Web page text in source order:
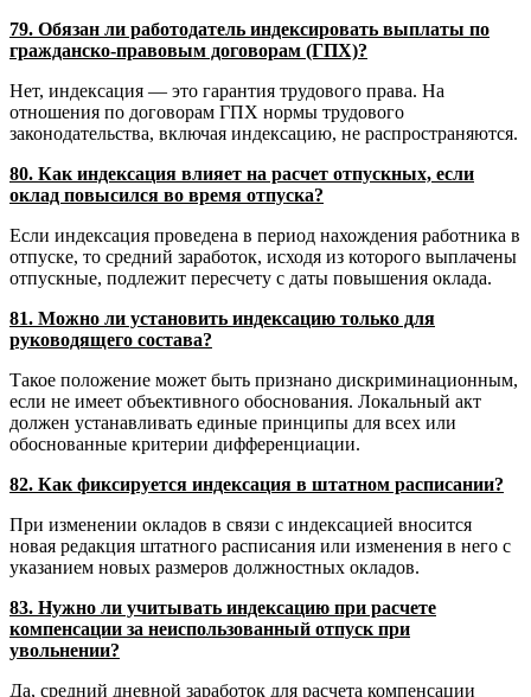
79. Обязан ли работодатель индексировать выплаты по
гражданско-правовым договорам (ГПХ)?
Нет, индексация — это гарантия трудового права. На
отношения по договорам ГПХ нормы трудового
законодательства, включая индексацию, не распространяются.
80. Как индексация влияет на расчет отпускных, если
оклад повысился во время отпуска?
Если индексация проведена в период нахождения работника в
отпуске, то средний заработок, исходя из которого выплачены
отпускные, подлежит пересчету с даты повышения оклада.
81. Можно ли установить индексацию только для
руководящего состава?
Такое положение может быть признано дискриминационным,
если не имеет объективного обоснования. Локальный акт
должен устанавливать единые принципы для всех или
обоснованные критерии дифференциации.
82. Как фиксируется индексация в штатном расписании?
При изменении окладов в связи с индексацией вносится
новая редакция штатного расписания или изменения в него с
указанием новых размеров должностных окладов.
83. Нужно ли учитывать индексацию при расчете
компенсации за неиспользованный отпуск при
увольнении?
Да, средний дневной заработок для расчета компенсации